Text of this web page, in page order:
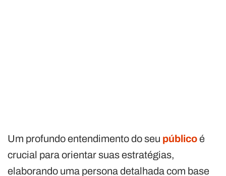
Um profundo entendimento do seu públicoé
crucial para orientar suas estratégias,
elaborando uma persona detalhada com base